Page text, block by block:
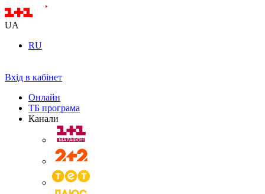
UA
RU
Вхід в кабінет
Онлайн
ТБ програма
Канали